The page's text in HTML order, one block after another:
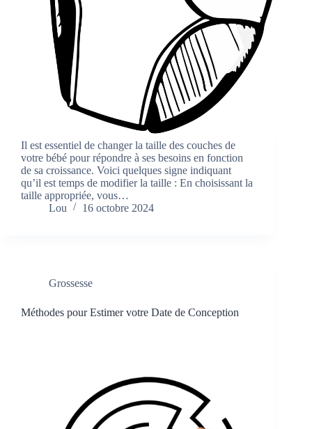
Il est essentiel de changer la taille des couches de
votre bébé pour répondre à ses besoins en fonction
de sa croissance. Voici quelques signe indiquant
qu’il est temps de modifier la taille : En choisissant la
taille appropriée, vous…
Lou
16 octobre 2024
Grossesse
Méthodes pour Estimer votre Date de Conception